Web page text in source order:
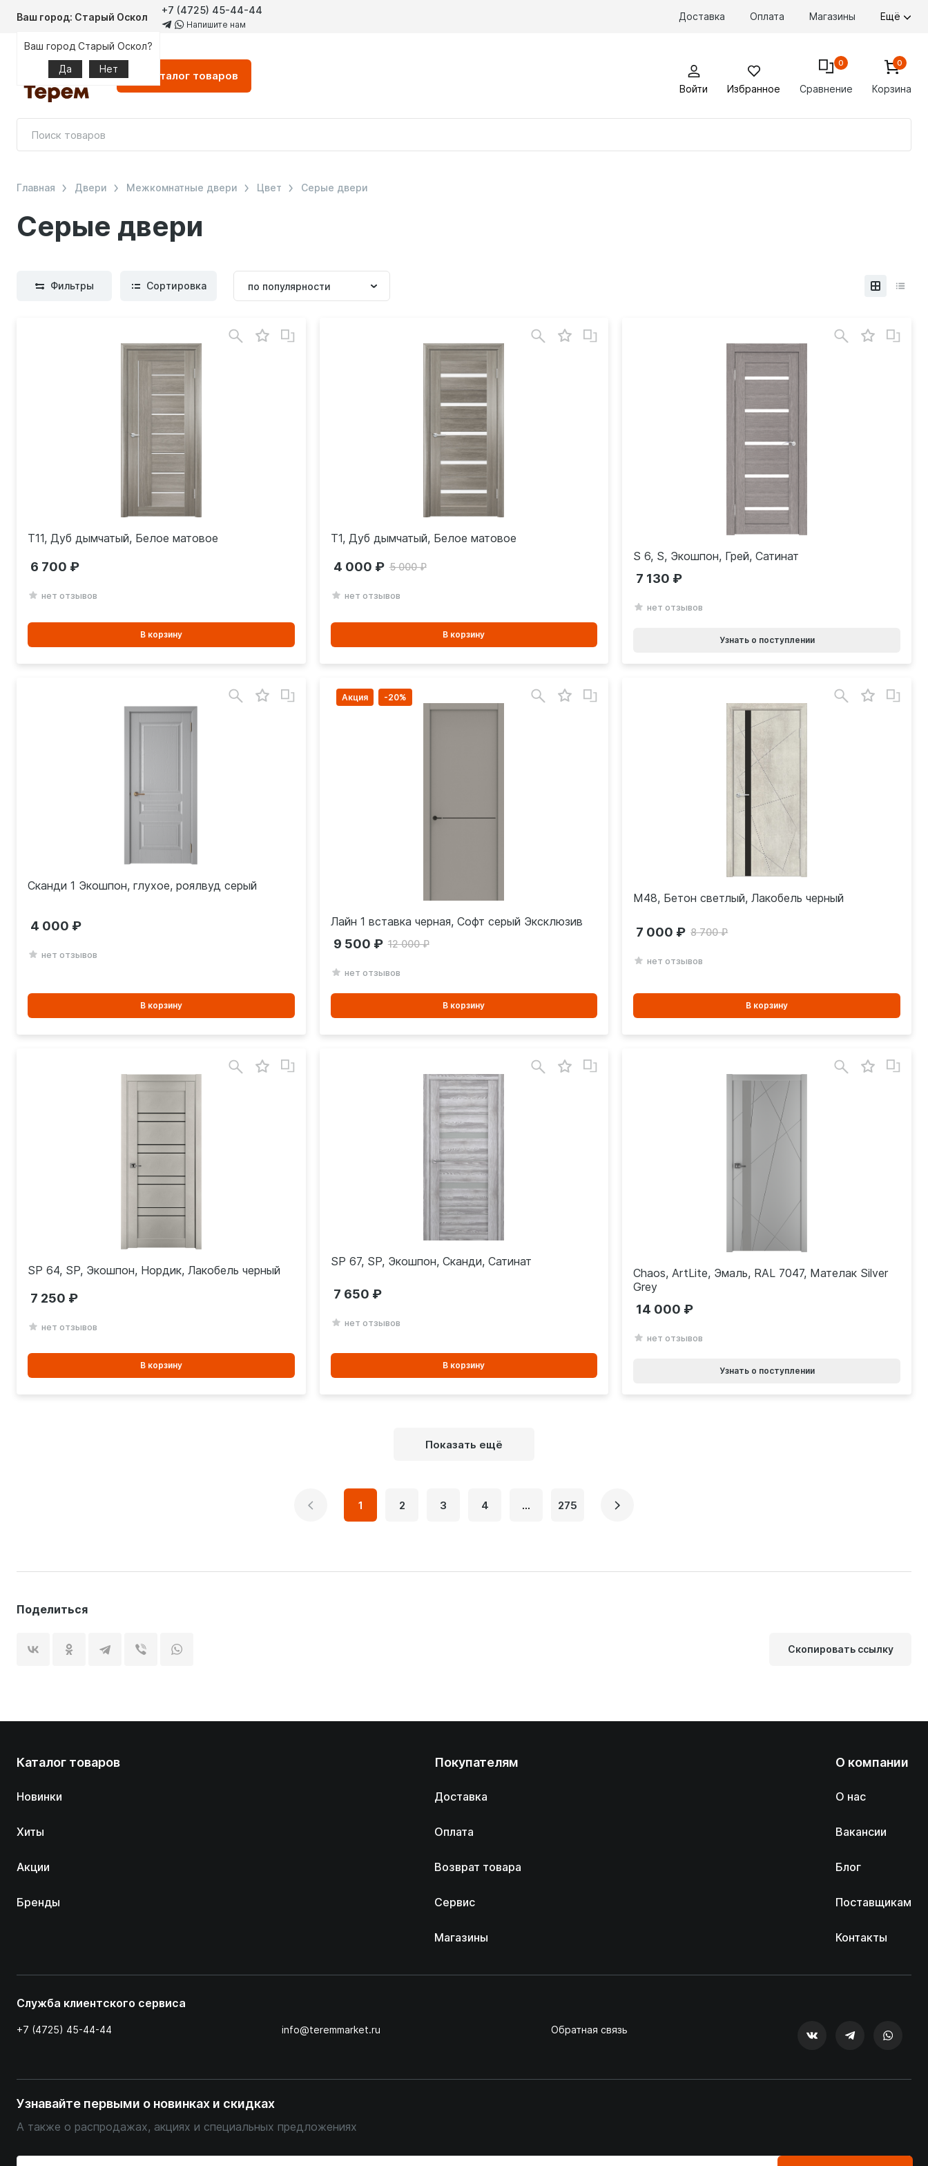
Ваш город: Старый Оскол
Ваш город Старый Оскол?
Да
Нет
+7 (4725) 45-44-44
Напишите нам
Доставка Оплата Магазины Ещё
Каталог товаров
Войти Избранное Сравнение
0
Корзина
0
Серые двери
Главная Двери Межкомнатные двери Цвет Серые двери
Фильтры Сортировка
Т11, Дуб дымчатый, Белое матовое
нет отзывов
6 700
В корзину
Т1, Дуб дымчатый, Белое матовое
нет отзывов
4 000 5 000
В корзину
S 6, S, Экошпон, Грей, Сатинат
нет отзывов
7 130
Узнать о поступлении
Сканди 1 Экошпон, глухое, роялвуд серый
нет отзывов
4 000
В корзину
Акция -20%
Лайн 1 вставка черная, Софт серый Эксклюзив
нет отзывов
9 500 12 000
В корзину
M48, Бетон светлый, Лакобель черный
нет отзывов
7 000 8 700
В корзину
SP 64, SP, Экошпон, Нордик, Лакобель черный
нет отзывов
7 250
В корзину
SP 67, SP, Экошпон, Сканди, Сатинат
нет отзывов
7 650
В корзину
Chaos, ArtLite, Эмаль, RAL 7047, Мателак Silver
Grey
нет отзывов
14 000
Узнать о поступлении
Показать ещё
1 2 3 4 ... 275
Поделиться
Скопировать ссылку
Каталог товаров
Новинки
Хиты
Акции
Бренды
Покупателям
Доставка
Оплата
Возврат товара
Сервис
Магазины
О компании
О нас
Вакансии
Блог
Поставщикам
Контакты
Служба клиентского сервиса
+7 (4725) 45-44-44 info@teremmarket.ru Обратная связь
Узнавайте первыми о новинках и скидках
А также о распродажах, акциях и специальных предложениях